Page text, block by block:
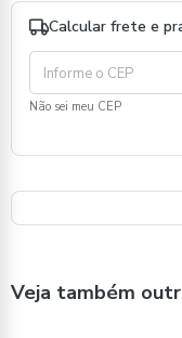
Calcular frete e
Não sei meu CEP
Veja também